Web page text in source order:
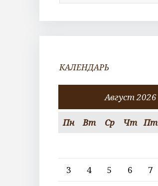
КАЛЕНДАРЬ
Август 2026
Пн Вт Ср Чт Пт
3
4 5 6 7